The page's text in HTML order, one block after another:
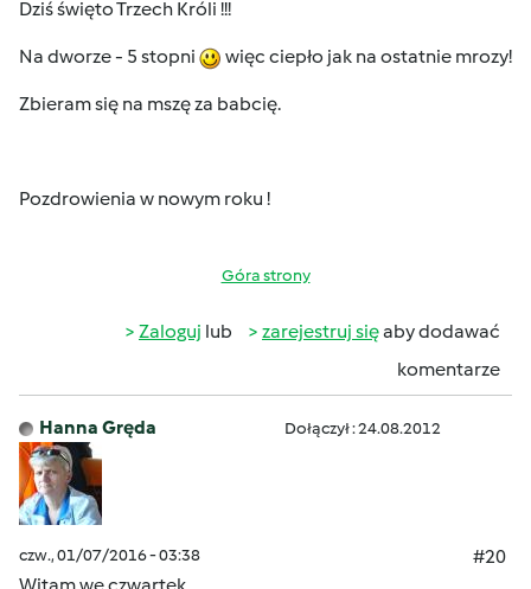
Dziś święto Trzech Króli !!!
Na dworze - 5 stopni więc ciepło jak na ostatnie mrozy!
Zbieram się na mszę za babcię.
Pozdrowienia w nowym roku !
Góra strony
Zaloguj lub zarejestruj sięaby dodawać
komentarze
Hanna Gręda Dołączył : 24.08.2012
czw., 01/07/2016 - 03:38
#20